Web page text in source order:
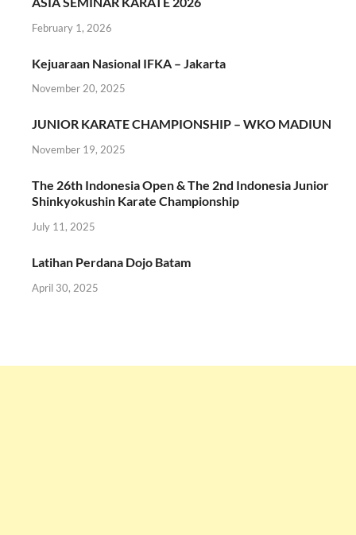
February 1, 2026
Kejuaraan Nasional IFKA – Jakarta
November 20, 2025
JUNIOR KARATE CHAMPIONSHIP – WKO MADIUN
November 19, 2025
The 26th Indonesia Open & The 2nd Indonesia Junior
Shinkyokushin Karate Championship
July 11, 2025
Latihan Perdana Dojo Batam
April 30, 2025